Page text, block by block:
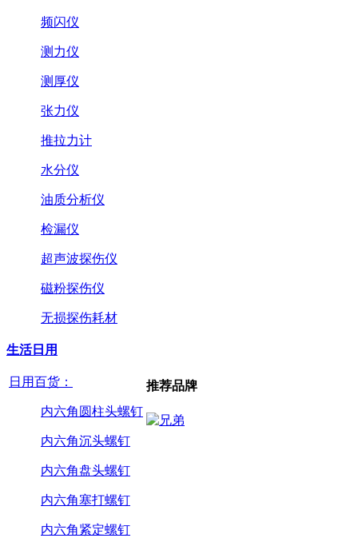
频闪仪
测力仪
测厚仪
张力仪
推拉力计
水分仪
油质分析仪
检漏仪
超声波探伤仪
磁粉探伤仪
无损探伤耗材
生活日用
日用百货：
内六角圆柱头螺钉
内六角沉头螺钉
内六角盘头螺钉
内六角塞打螺钉
内六角紧定螺钉
推荐品牌